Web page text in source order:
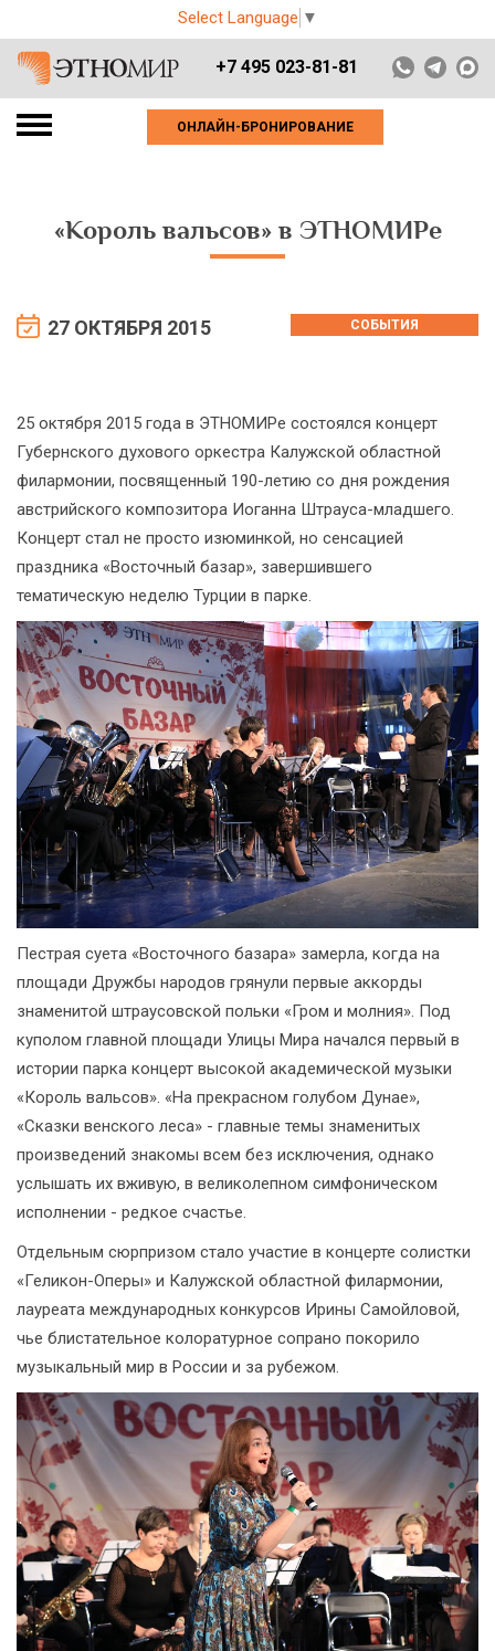
Select Language ▼
+7 495 023-81-81
ОНЛАЙН-БРОНИРОВАНИЕ
«Король вальсов» в ЭТНОМИРе
27 ОКТЯБРЯ 2015 СОБЫТИЯ
25 октября 2015 года в ЭТНОМИРе состоялся концерт
Губернского духового оркестра Калужской областной
филармонии, посвященный 190-летию со дня рождения
австрийского композитора Иоганна Штрауса-младшего.
Концерт стал не просто изюминкой, но сенсацией
праздника «Восточный базар», завершившего
тематическую неделю Турции в парке.
Пестрая суета «Восточного базара» замерла, когда на
площади Дружбы народов грянули первые аккорды
знаменитой штраусовской польки «Гром и молния». Под
куполом главной площади Улицы Мира начался первый в
истории парка концерт высокой академической музыки
«Король вальсов». «На прекрасном голубом Дунае»,
«Сказки венского леса» - главные темы знаменитых
произведений знакомы всем без исключения, однако
услышать их вживую, в великолепном симфоническом
исполнении - редкое счастье.
Отдельным сюрпризом стало участие в концерте солистки
«Геликон-Оперы» и Калужской областной филармонии,
лауреата международных конкурсов Ирины Самойловой,
чье блистательное колоратурное сопрано покорило
музыкальный мир в России и за рубежом.